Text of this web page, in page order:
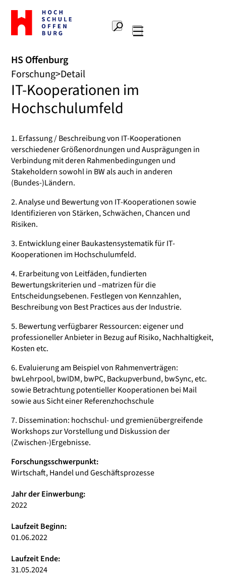
Zur
Startseite
Hochschule
Suche
HS Offenburg
Forschung Detail
IT-Kooperationen im
Hochschulumfeld
1. Erfassung / Beschreibung von IT-Kooperationen
verschiedener Größenordnungen und Ausprägungen in
Verbindung mit deren Rahmenbedingungen und
Stakeholdern sowohl in BW als auch in anderen
(Bundes-)Ländern.
2. Analyse und Bewertung von IT-Kooperationen sowie
Identifizieren von Stärken, Schwächen, Chancen und
Risiken.
3. Entwicklung einer Baukastensystematik für IT-
Kooperationen im Hochschulumfeld.
4. Erarbeitung von Leitfäden, fundierten
Bewertungskriterien und –matrizen für die
Entscheidungsebenen. Festlegen von Kennzahlen,
Beschreibung von Best Practices aus der Industrie.
5. Bewertung verfügbarer Ressourcen: eigener und
professioneller Anbieter in Bezug auf Risiko, Nachhaltigkeit,
Kosten etc.
6. Evaluierung am Beispiel von Rahmenverträgen:
bwLehrpool, bwIDM, bwPC, Backupverbund, bwSync, etc.
sowie Betrachtung potentieller Kooperationen bei Mail
sowie aus Sicht einer Referenzhochschule
7. Dissemination: hochschul- und gremienübergreifende
Workshops zur Vorstellung und Diskussion der
(Zwischen-)Ergebnisse.
Forschungsschwerpunkt:
Wirtschaft, Handel und Geschäftsprozesse
Jahr der Einwerbung:
2022
Laufzeit Beginn:
01.06.2022
Laufzeit Ende:
31.05.2024